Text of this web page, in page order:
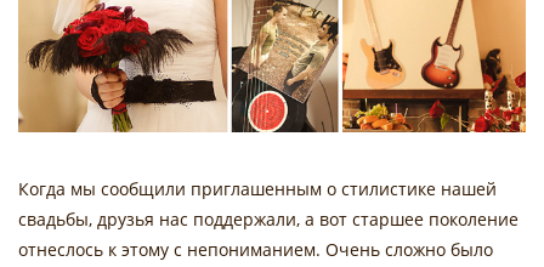
Когда мы сообщили приглашенным о стилистике нашей
свадьбы, друзья нас поддержали, а вот старшее поколение
отнеслось к этому с непониманием. Очень сложно было